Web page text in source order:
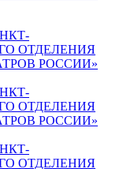
ОТДЕЛЕНИЯ
РОССИИ»
ОТДЕЛЕНИЯ
РОССИИ»
ОТДЕЛЕНИЯ